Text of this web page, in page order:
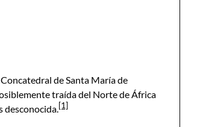
de Santa María de
traída del Norte de África
desconocida.[1]